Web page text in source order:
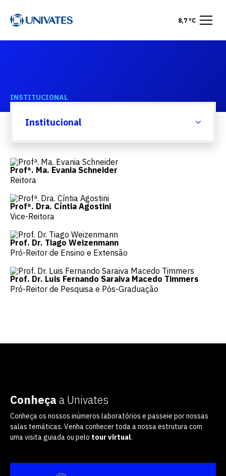
8,7 °C
INSTITUCIONAL
Profª. Ma. Evania Schneider
Reitora
Profª. Dra. Cíntia Agostini
Vice-Reitora
Prof. Dr. Tiago Weizenmann
Pró-Reitor de Ensino e Extensão
Prof. Dr. Luis Fernando Saraiva Macedo Timmers
Pró-Reitor de Pesquisa e Pós-Graduação
Institucional
Conheça a Univates
Conheça os nossos inúmeros laboratórios e passeie por nossas
salas temáticas. Venha conhecer toda a nossa estrutura com
uma visita guiada ou pelo tour virtual.
Escolha a vaga que você
quer concorrer: